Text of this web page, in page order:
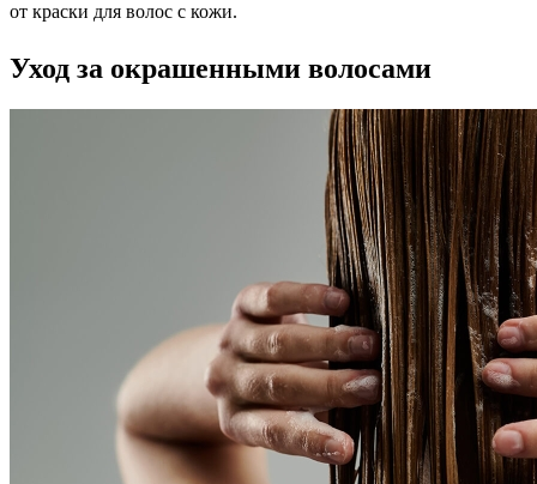
от краски для волос с кожи.
Уход за окрашенными волосами